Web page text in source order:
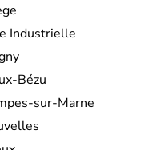
Industrielle
Bézu
sur-Marne